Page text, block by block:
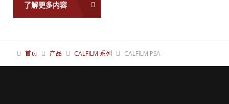
了解更多内容
首页 产品 CALFILM 系列 CALFILM PSA